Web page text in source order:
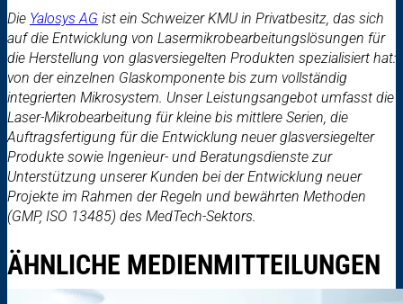
Die Yalosys AG ist ein Schweizer KMU in Privatbesitz, das sich
auf die Entwicklung von Lasermikrobearbeitungslösungen für
die Herstellung von glasversiegelten Produkten spezialisiert hat:
von der einzelnen Glaskomponente bis zum vollständig
integrierten Mikrosystem. Unser Leistungsangebot umfasst die
Laser-Mikrobearbeitung für kleine bis mittlere Serien, die
Auftragsfertigung für die Entwicklung neuer glasversiegelter
Produkte sowie Ingenieur- und Beratungsdienste zur
Unterstützung unserer Kunden bei der Entwicklung neuer
Projekte im Rahmen der Regeln und bewährten Methoden
(GMP, ISO 13485) des MedTech-Sektors.
ÄHNLICHE MEDIENMITTEILUNGEN